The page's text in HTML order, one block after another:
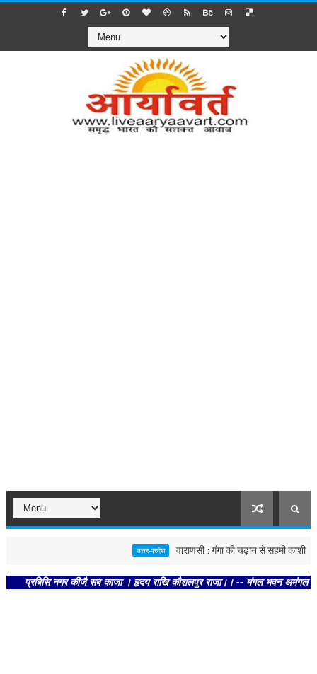
उत्तर-प्रदेश वाराणसी : गंगा की चढ़ान से सहमी काशी : छूने को
नगर कीजै सब काजा । हृदय राखि कौशलपुर राजा।। -- मंगल भवन अमंगल हारी।